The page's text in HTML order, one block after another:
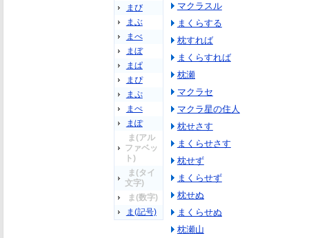
まび
まぶ
まべ
まぼ
まぱ
まぴ
まぷ
まぺ
まぽ
ま(アル
ファベッ
ト)
ま(タイ
文字)
ま(数字)
ま(記号)
マクラスル
まくらする
枕すれば
まくらすれば
枕瀬
マクラセ
マクラ星の住人
枕せさす
まくらせさす
枕せず
まくらせず
枕せぬ
まくらせぬ
枕瀬山